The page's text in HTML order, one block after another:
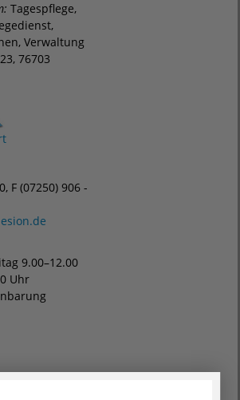
Tagespflege,
Verwaltung
76703
F (07250) 906 -
9.00–12.00
Uhr